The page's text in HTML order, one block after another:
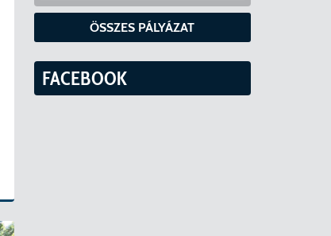
ÖSSZES PÁLYÁZAT
FACEBOOK